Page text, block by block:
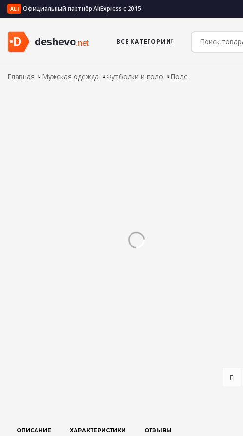
ALI Официальный партнёр AliExpress с 2015
ВСЕ КАТЕГОРИИ
Главная Мужская одежда Футболки и поло Поло
ОПИСАНИЕ ХАРАКТЕРИСТИКИ ОТЗЫВЫ